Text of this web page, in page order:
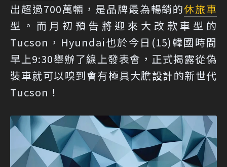
出超過700萬輛，是品牌最為暢銷的休旅車
型。而月初預告將迎來大改款車型的
Tucson，Hyundai也於今日(15)韓國時間
早上9:30舉辦了線上發表會，正式揭露從偽
裝車就可以嗅到會有極具大膽設計的新世代
Tucson！